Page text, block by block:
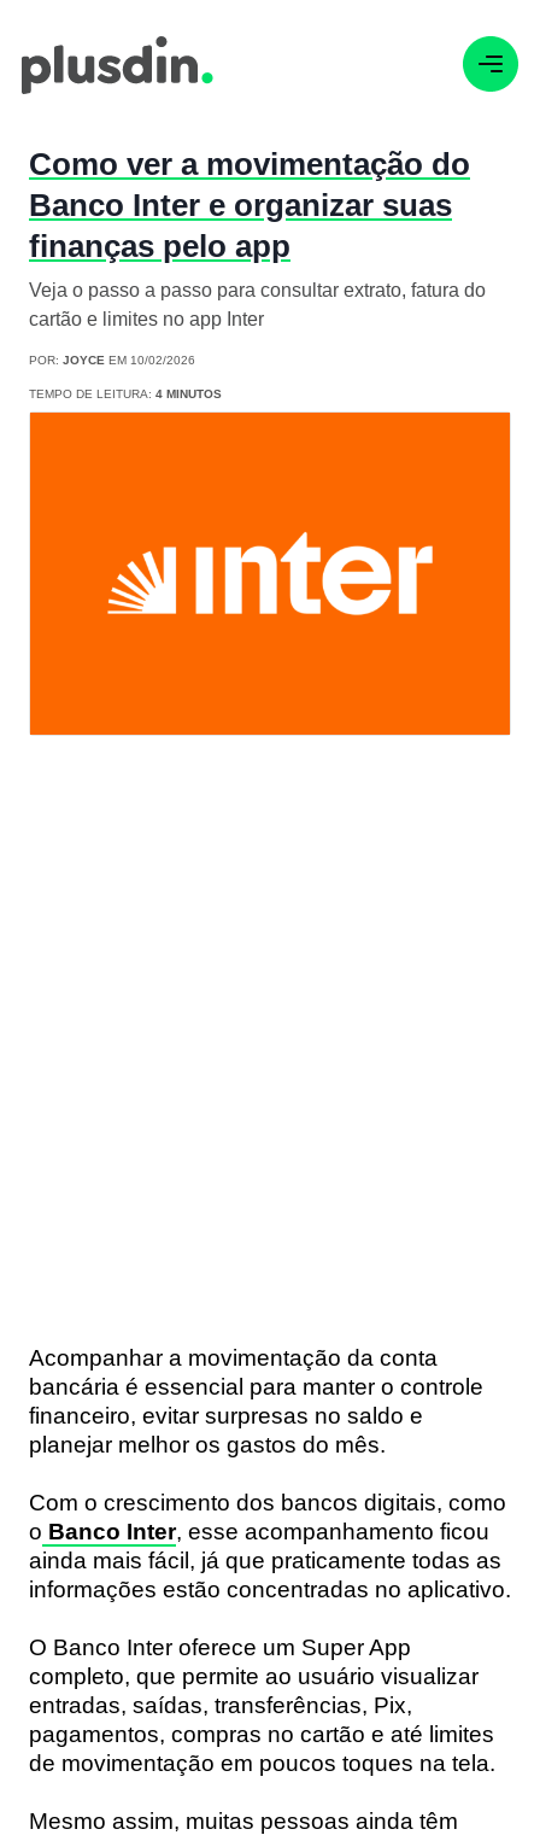
Como ver a movimentação do
Banco Inter e organizar suas
finanças pelo app
Veja o passo a passo para consultar extrato, fatura do
cartão e limites no app Inter
POR: JOYCE EM 10/02/2026
TEMPO DE LEITURA: 4 MINUTOS
Acompanhar a movimentação da conta
bancária é essencial para manter o controle
financeiro, evitar surpresas no saldo e
planejar melhor os gastos do mês.
Com o crescimento dos bancos digitais, como
o Banco Inter, esse acompanhamento ficou
ainda mais fácil, já que praticamente todas as
informações estão concentradas no aplicativo.
O Banco Inter oferece um Super App
completo, que permite ao usuário visualizar
entradas, saídas, transferências, Pix,
pagamentos, compras no cartão e até limites
de movimentação em poucos toques na tela.
Mesmo assim, muitas pessoas ainda têm